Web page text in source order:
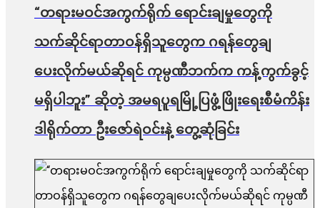
“တရားမဝင်အကွက်ရိုက် ရောင်းချမှုတွေကို
သက်ဆိုင်ရာတာဝန်ရှိသူတွေက ဂရန်တွေချ
ပေးလိုက်မယ်ဆိုရင် ကုမ္ပဏီဘက်က ကန့်ကွက်ခွင့်
မရှိပါဘူး” ဆိုတဲ့ အမရပူရမြို့ပြဖွံ့ဖြိုးရေးစီမံကိန်း
ဒါရိုက်တာ ဦးဇော်ရဲဝင်းနဲ့ တွေ့ဆုံခြင်း